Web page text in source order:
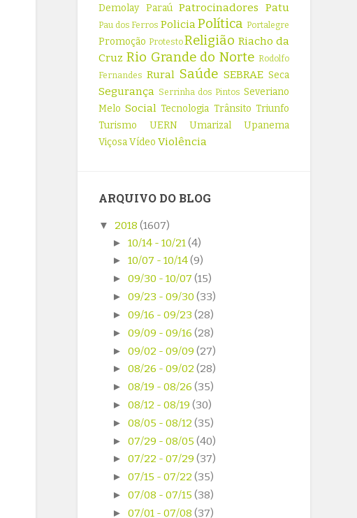
Demolay Paraú Patrocinadores Patu
Pau dos Ferros PoliciaPolítica Portalegre
Promoção ProtestoReligião Riacho da
Cruz Rio Grande do Norte Rodolfo
Fernandes Rural Saúde SEBRAE Seca
Segurança Serrinha dos Pintos Severiano
Melo Social Tecnologia Trânsito Triunfo
Turismo
UERN Umarizal
Upanema
ViçosaVídeo Violência
ARQUIVO DO BLOG
▼ 2018(1607)
► 10/14 - 10/21(4)
► 10/07 - 10/14(9)
► 09/30 - 10/07 (15)
► 09/23 - 09/30 (33)
► 09/16 - 09/23 (28)
► 09/09 - 09/16 (28)
► 09/02 - 09/09 (27)
► 08/26 - 09/02 (28)
► 08/19 - 08/26 (35)
► 08/12 - 08/19 (30)
► 08/05 - 08/12 (35)
► 07/29 - 08/05 (40)
► 07/22 - 07/29 (37)
► 07/15 - 07/22 (35)
► 07/08 - 07/15 (38)
► 07/01 - 07/08 (37)